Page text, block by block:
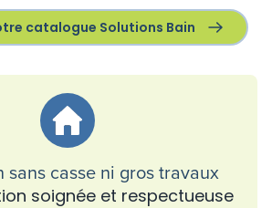
catalogue Solutions Bain
sans casse ni gros travaux
soignée et respectueuse